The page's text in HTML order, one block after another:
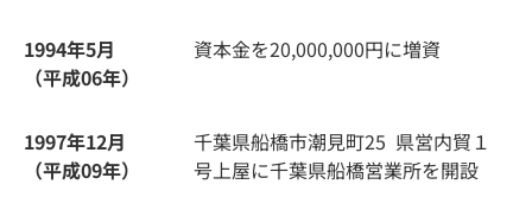
1994年5月
（平成06年）
資本金を20,000,000円に増資
1997年12月
（平成09年）
千葉県船橋市潮見町25 県営内貿１
号上屋に千葉県船橋営業所を開設